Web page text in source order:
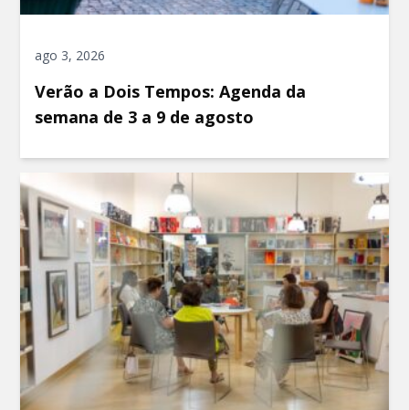
ago 3, 2026
Verão a Dois Tempos: Agenda da
semana de 3 a 9 de agosto